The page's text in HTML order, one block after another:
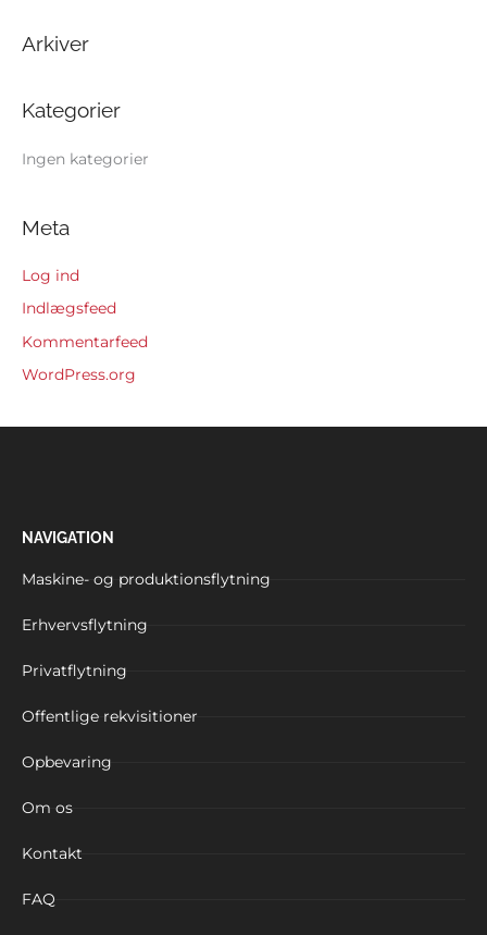
t
r
Arkiver
Kategorier
Ingen kategorier
Meta
Log ind
Indlægsfeed
Kommentarfeed
WordPress.org
NAVIGATION
Maskine- og produktionsflytning
Erhvervsflytning
Privatflytning
Offentlige rekvisitioner
Opbevaring
Om os
Kontakt
FAQ